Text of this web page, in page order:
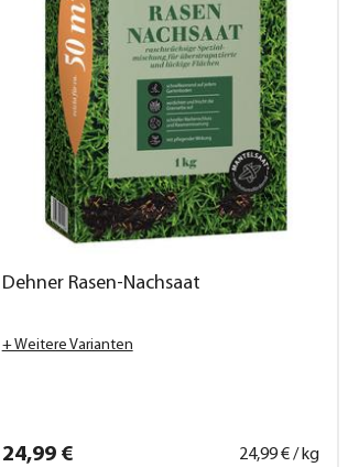
Dehner Rasen-Nachsaat
+ Weitere Varianten
24,99€ 24,99€ / kg